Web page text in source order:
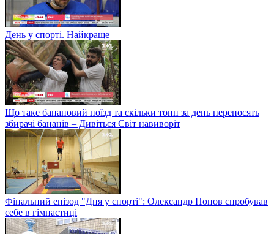
День у спорті. Найкраще
Що таке банановий поїзд та скільки тонн за день переносять
збирачі бананів – Дивіться Світ навиворіт
Фінальний епізод "Дня у спорті": Олександр Попов спробував
себе в гімнастиці